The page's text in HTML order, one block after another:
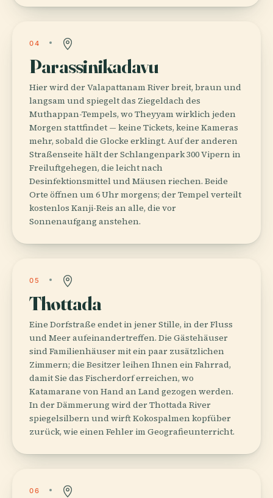
04
Parassinikadavu
Hier wird der Valapattanam River breit, braun und
langsam und spiegelt das Ziegeldach des
Muthappan-Tempels, wo Theyyam wirklich jeden
Morgen stattfindet — keine Tickets, keine Kameras
mehr, sobald die Glocke erklingt. Auf der anderen
Straßenseite hält der Schlangenpark 300 Vipern in
Freiluftgehegen, die leicht nach
Desinfektionsmittel und Mäusen riechen. Beide
Orte öffnen um 6 Uhr morgens; der Tempel verteilt
kostenlos Kanji-Reis an alle, die vor
Sonnenaufgang anstehen.
05
Thottada
Eine Dorfstraße endet in jener Stille, in der Fluss
und Meer aufeinandertreffen. Die Gästehäuser
sind Familienhäuser mit ein paar zusätzlichen
Zimmern; die Besitzer leihen Ihnen ein Fahrrad,
damit Sie das Fischerdorf erreichen, wo
Katamarane von Hand an Land gezogen werden.
In der Dämmerung wird der Thottada River
spiegelsilbern und wirft Kokospalmen kopfüber
zurück, wie einen Fehler im Geografieunterricht.
06